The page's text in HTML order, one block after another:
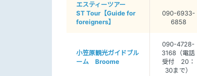
エスティーツアー
ST Tour【Guide for
foreigners】
090-6933-
6858
小笠原観光ガイドブル
ーム Broome
090-4728-
3168（電話
受付 20：
30まで）